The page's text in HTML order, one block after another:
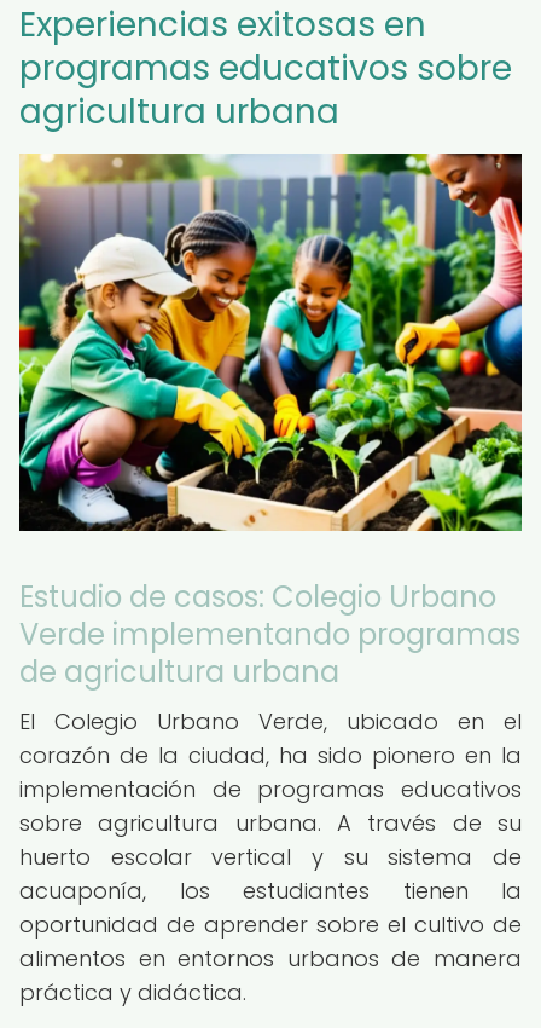
Experiencias exitosas en
programas educativos sobre
agricultura urbana
Estudio de casos: Colegio Urbano
Verde implementando programas
de agricultura urbana
El Colegio Urbano Verde, ubicado en el
corazón de la ciudad, ha sido pionero en la
implementación de programas educativos
sobre agricultura urbana. A través de su
huerto escolar vertical y su sistema de
acuaponía, los estudiantes tienen la
oportunidad de aprender sobre el cultivo de
alimentos en entornos urbanos de manera
práctica y didáctica.